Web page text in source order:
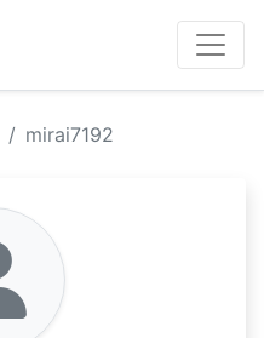
mirai7192